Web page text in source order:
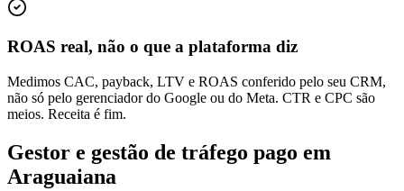
ROAS real, não o que a plataforma diz
Medimos CAC, payback, LTV e ROAS conferido pelo seu CRM,
não só pelo gerenciador do Google ou do Meta. CTR e CPC são
meios. Receita é fim.
Gestor e gestão de tráfego pago em
Araguaiana